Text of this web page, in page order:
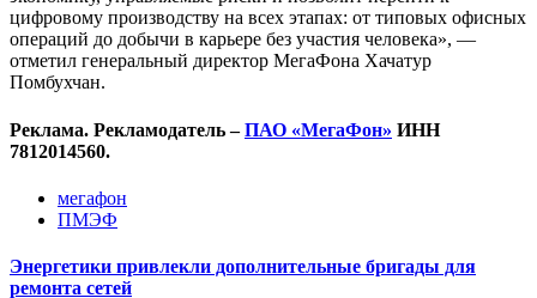
цифровому производству на всех этапах: от типовых офисных
операций до добычи в карьере без участия человека», —
отметил генеральный директор МегаФона Хачатур
Помбухчан.
Реклама. Рекламодатель –ПАО «МегаФон» ИНН
7812014560.
мегафон
ПМЭФ
Энергетики привлекли дополнительные бригады для
ремонта сетей